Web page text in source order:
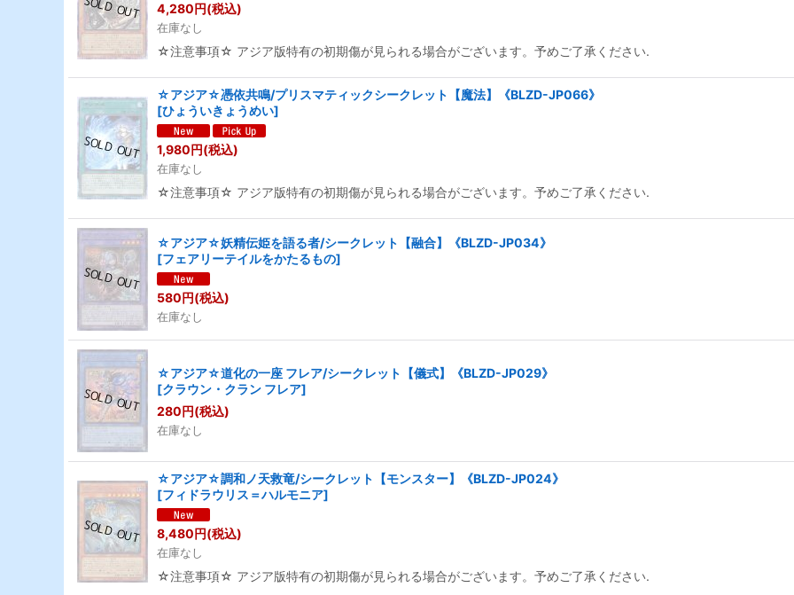
4,280 円(税込)
在庫なし
☆注意事項☆ アジア版特有の初期傷が見られる場合がございます。予めご了承ください.
☆アジア☆憑依共鳴/プリスマティックシークレット【魔法】《BLZD-JP066》
[ひょういきょうめい]
1,980円(税込)
在庫なし
☆注意事項☆ アジア版特有の初期傷が見られる場合がございます。予めご了承ください.
☆アジア☆妖精伝姫を語る者/シークレット【融合】《BLZD-JP034》
[フェアリーテイルをかたるもの]
580円(税込)
在庫なし
☆アジア☆道化の一座 フレア/シークレット【儀式】《BLZD-JP029》
[クラウン・クラン フレア]
280円(税込)
在庫なし
☆アジア☆調和ノ天救竜/シークレット【モンスター】《BLZD-JP024》
[フィドラウリス＝ハルモニア]
8,480円(税込)
在庫なし
☆注意事項☆ アジア版特有の初期傷が見られる場合がございます。予めご了承ください.